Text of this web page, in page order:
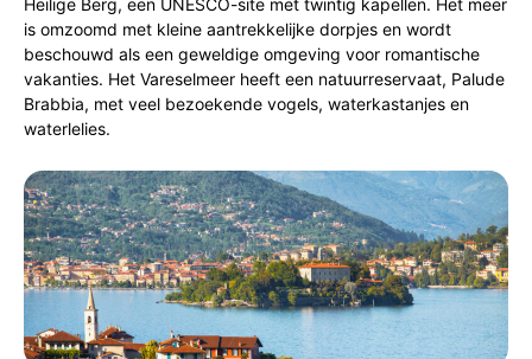
Heilige Berg, een UNESCO-site met twintig kapellen. Het meer
is omzoomd met kleine aantrekkelijke dorpjes en wordt
beschouwd als een geweldige omgeving voor romantische
vakanties. Het Vareselmeer heeft een natuurreservaat, Palude
Brabbia, met veel bezoekende vogels, waterkastanjes en
waterlelies.